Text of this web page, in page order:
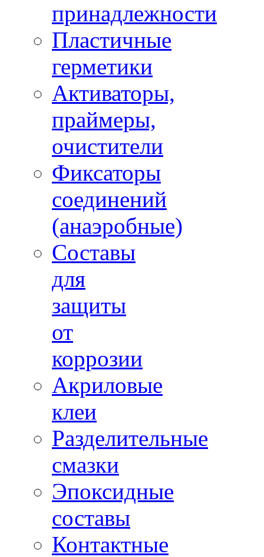
принадлежности
Пластичные
герметики
Активаторы,
праймеры,
очистители
Фиксаторы
соединений
(анаэробные)
Составы
для
защиты
от
коррозии
Акриловые
клеи
Разделительные
смазки
Эпоксидные
составы
Контактные